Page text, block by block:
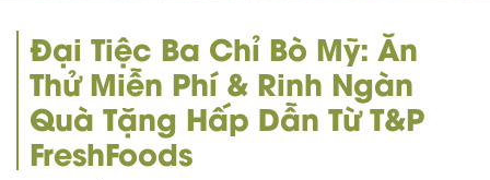
Đại Tiệc Ba Chỉ Bò Mỹ: Ăn
Thử Miễn Phí & Rinh Ngàn
Quà Tặng Hấp Dẫn Từ T&P
FreshFoods